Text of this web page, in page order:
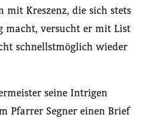
mit Kreszenz, die sich stets
macht, versucht er mit List
schnellstmöglich wieder
seine Intrigen
Pfarrer Segner einen Brief